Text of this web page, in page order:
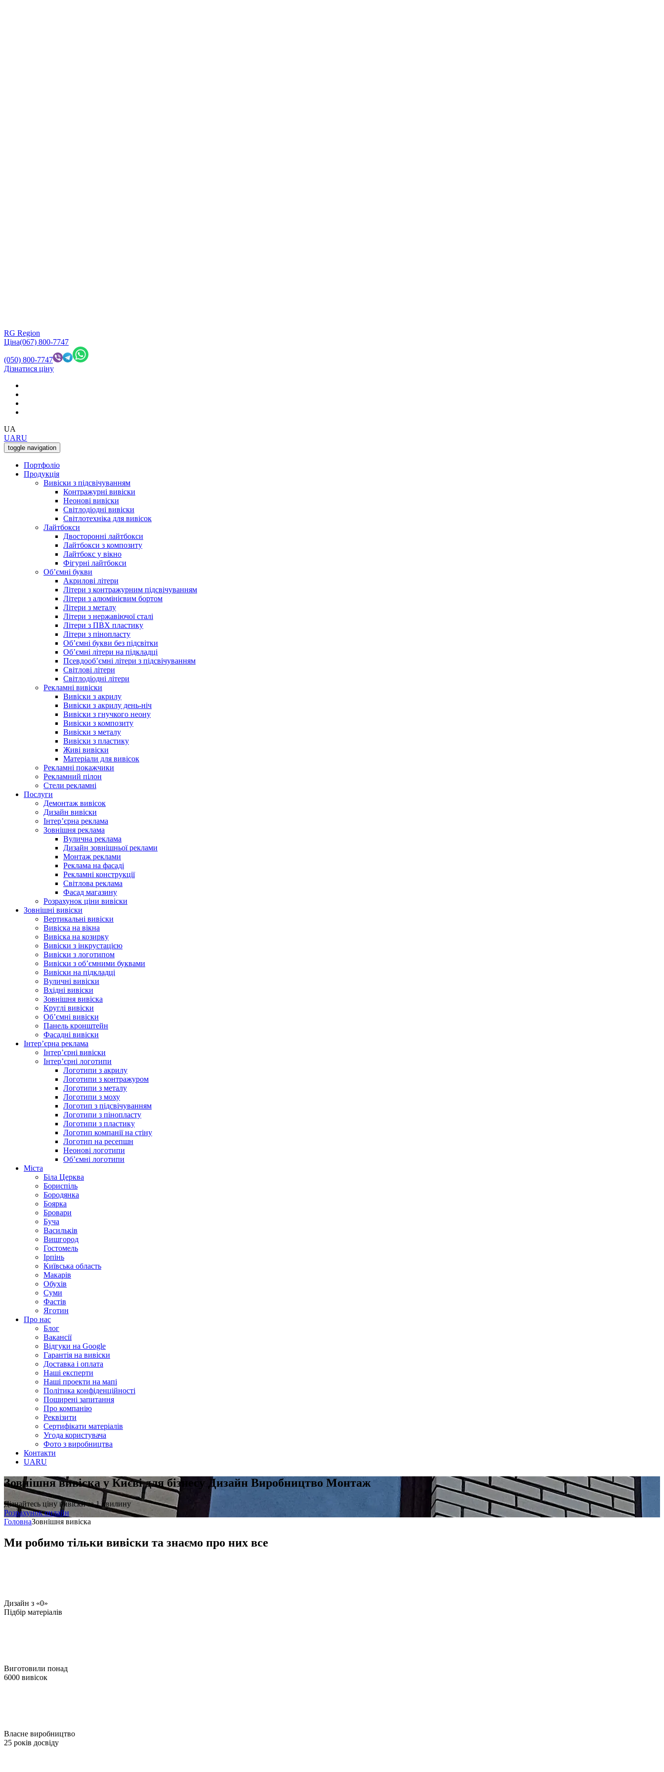
RG Region
Ціна(067) 800-7747
(050) 800-7747
Дізнатися ціну
UA
UARU
toggle navigation
Портфоліо
Продукція
Вивіски з підсвічуванням
Контражурні вивіски
Неонові вивіски
Світлодіодні вивіски
Світлотехніка для вивісок
Лайтбокси
Двосторонні лайтбокси
Лайтбокси з композиту
Лайтбокс у вікно
Фігурні лайтбокси
Об’ємні букви
Акрилові літери
Літери з контражурним підсвічуванням
Літери з алюмінієвим бортом
Літери з металу
Літери з нержавіючої сталі
Літери з ПВХ пластику
Літери з пінопласту
Об’ємні букви без підсвітки
Об’ємні літери на підкладці
Псевдооб’ємні літери з підсвічуванням
Світлові літери
Світлодіодні літери
Рекламні вивіски
Вивіски з акрилу
Вивіски з акрилу день-ніч
Вивіски з гнучкого неону
Вивіски з композиту
Вивіски з металу
Вивіски з пластику
Живі вивіски
Матеріали для вивісок
Рекламні покажчики
Рекламний пілон
Стели рекламні
Послуги
Демонтаж вивісок
Дизайн вивіски
Інтер’єрна реклама
Зовнішня реклама
Вулична реклама
Дизайн зовнішньої реклами
Монтаж реклами
Реклама на фасаді
Рекламні конструкції
Світлова реклама
Фасад магазину
Розрахунок ціни вивіски
Зовнішні вивіски
Вертикальні вивіски
Вивіска на вікна
Вивіска на козирку
Вивіски з інкрустацією
Вивіски з логотипом
Вивіски з об’ємними буквами
Вивіски на підкладці
Вуличні вивіски
Вхідні вивіски
Зовнішня вивіска
Круглі вивіски
Об’ємні вивіски
Панель кронштейн
Фасадні вивіски
Інтер’єрна реклама
Інтер’єрні вивіски
Інтер’єрні логотипи
Логотипи з акрилу
Логотипи з контражуром
Логотипи з металу
Логотипи з моху
Логотип з підсвічуванням
Логотипи з пінопласту
Логотипи з пластику
Логотип компанії на стіну
Логотип на ресепшн
Неонові логотипи
Об’ємні логотипи
Міста
Біла Церква
Бориспіль
Бородянка
Боярка
Бровари
Буча
Васильків
Вишгород
Гостомель
Ірпінь
Київська область
Макарів
Обухів
Суми
Фастів
Яготин
Про нас
Блог
Вакансії
Відгуки на Google
Гарантія на вивіски
Доставка і оплата
Наші експерти
Наші проекти на мапі
Політика конфіденційності
Поширені запитання
Про компанію
Реквізити
Сертифікати матеріалів
Угода користувача
Фото з виробництва
Контакти
UARU
Зовнішня вивіска у Києві для бізнесу Дизайн Виробництво Монтаж
Дізнайтесь ціну вивіски за 1 хвилину
Розрахунок онлайн
ГоловнаЗовнішня вивіска
Ми робимо тільки вивіски та знаємо про них все
Дизайн з «0»
Підбір матеріалів
Виготовили понад
6000 вивісок
Власне виробництво
25 років досвіду